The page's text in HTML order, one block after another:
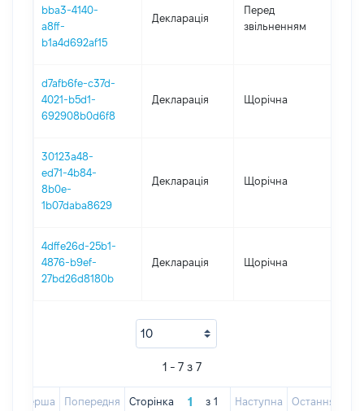
bba3-4140-
a8ff-
b1a4d692af15
Декларація
Перед
звільненням
d7afb6fe-c37d-
4021-b5d1-
692908b0d6f8
Декларація Щорічна
30123a48-
ed71-4b84-
8b0e-
1b07daba8629
Декларація Щорічна
4dffe26d-25b1-
4876-b9ef-
27bd26d8180b
Декларація Щорічна
1 - 7 з 7
Перша Попередня Сторінка з 1 Наступна Остання